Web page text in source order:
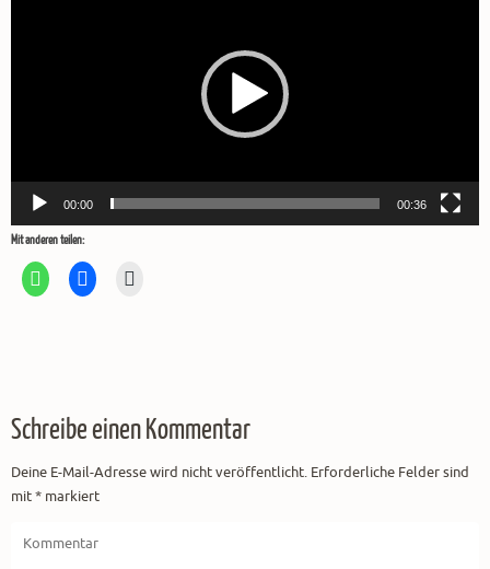
00:00 00:36
Mit anderen teilen:
Schreibe einen Kommentar
Deine E-Mail-Adresse wird nicht veröffentlicht. Erforderliche Felder sind
mit* markiert